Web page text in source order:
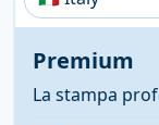
della
Premium
La stampa